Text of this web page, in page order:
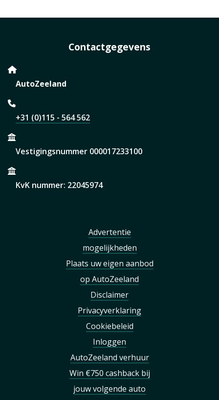
Contactgegevens
AutoZeeland
+31 (0)115 - 564 562
Vestigingsnummer 000017233100
KvK nummer: 22045974
Advertentie
mogelijkheden
Plaats uw eigen aanbod
op AutoZeeland
Disclaimer
Privacyverklaring
Cookiebeleid
Inloggen
AutoZeeland verhuur
Win €750 cashback bij
jouw volgende auto